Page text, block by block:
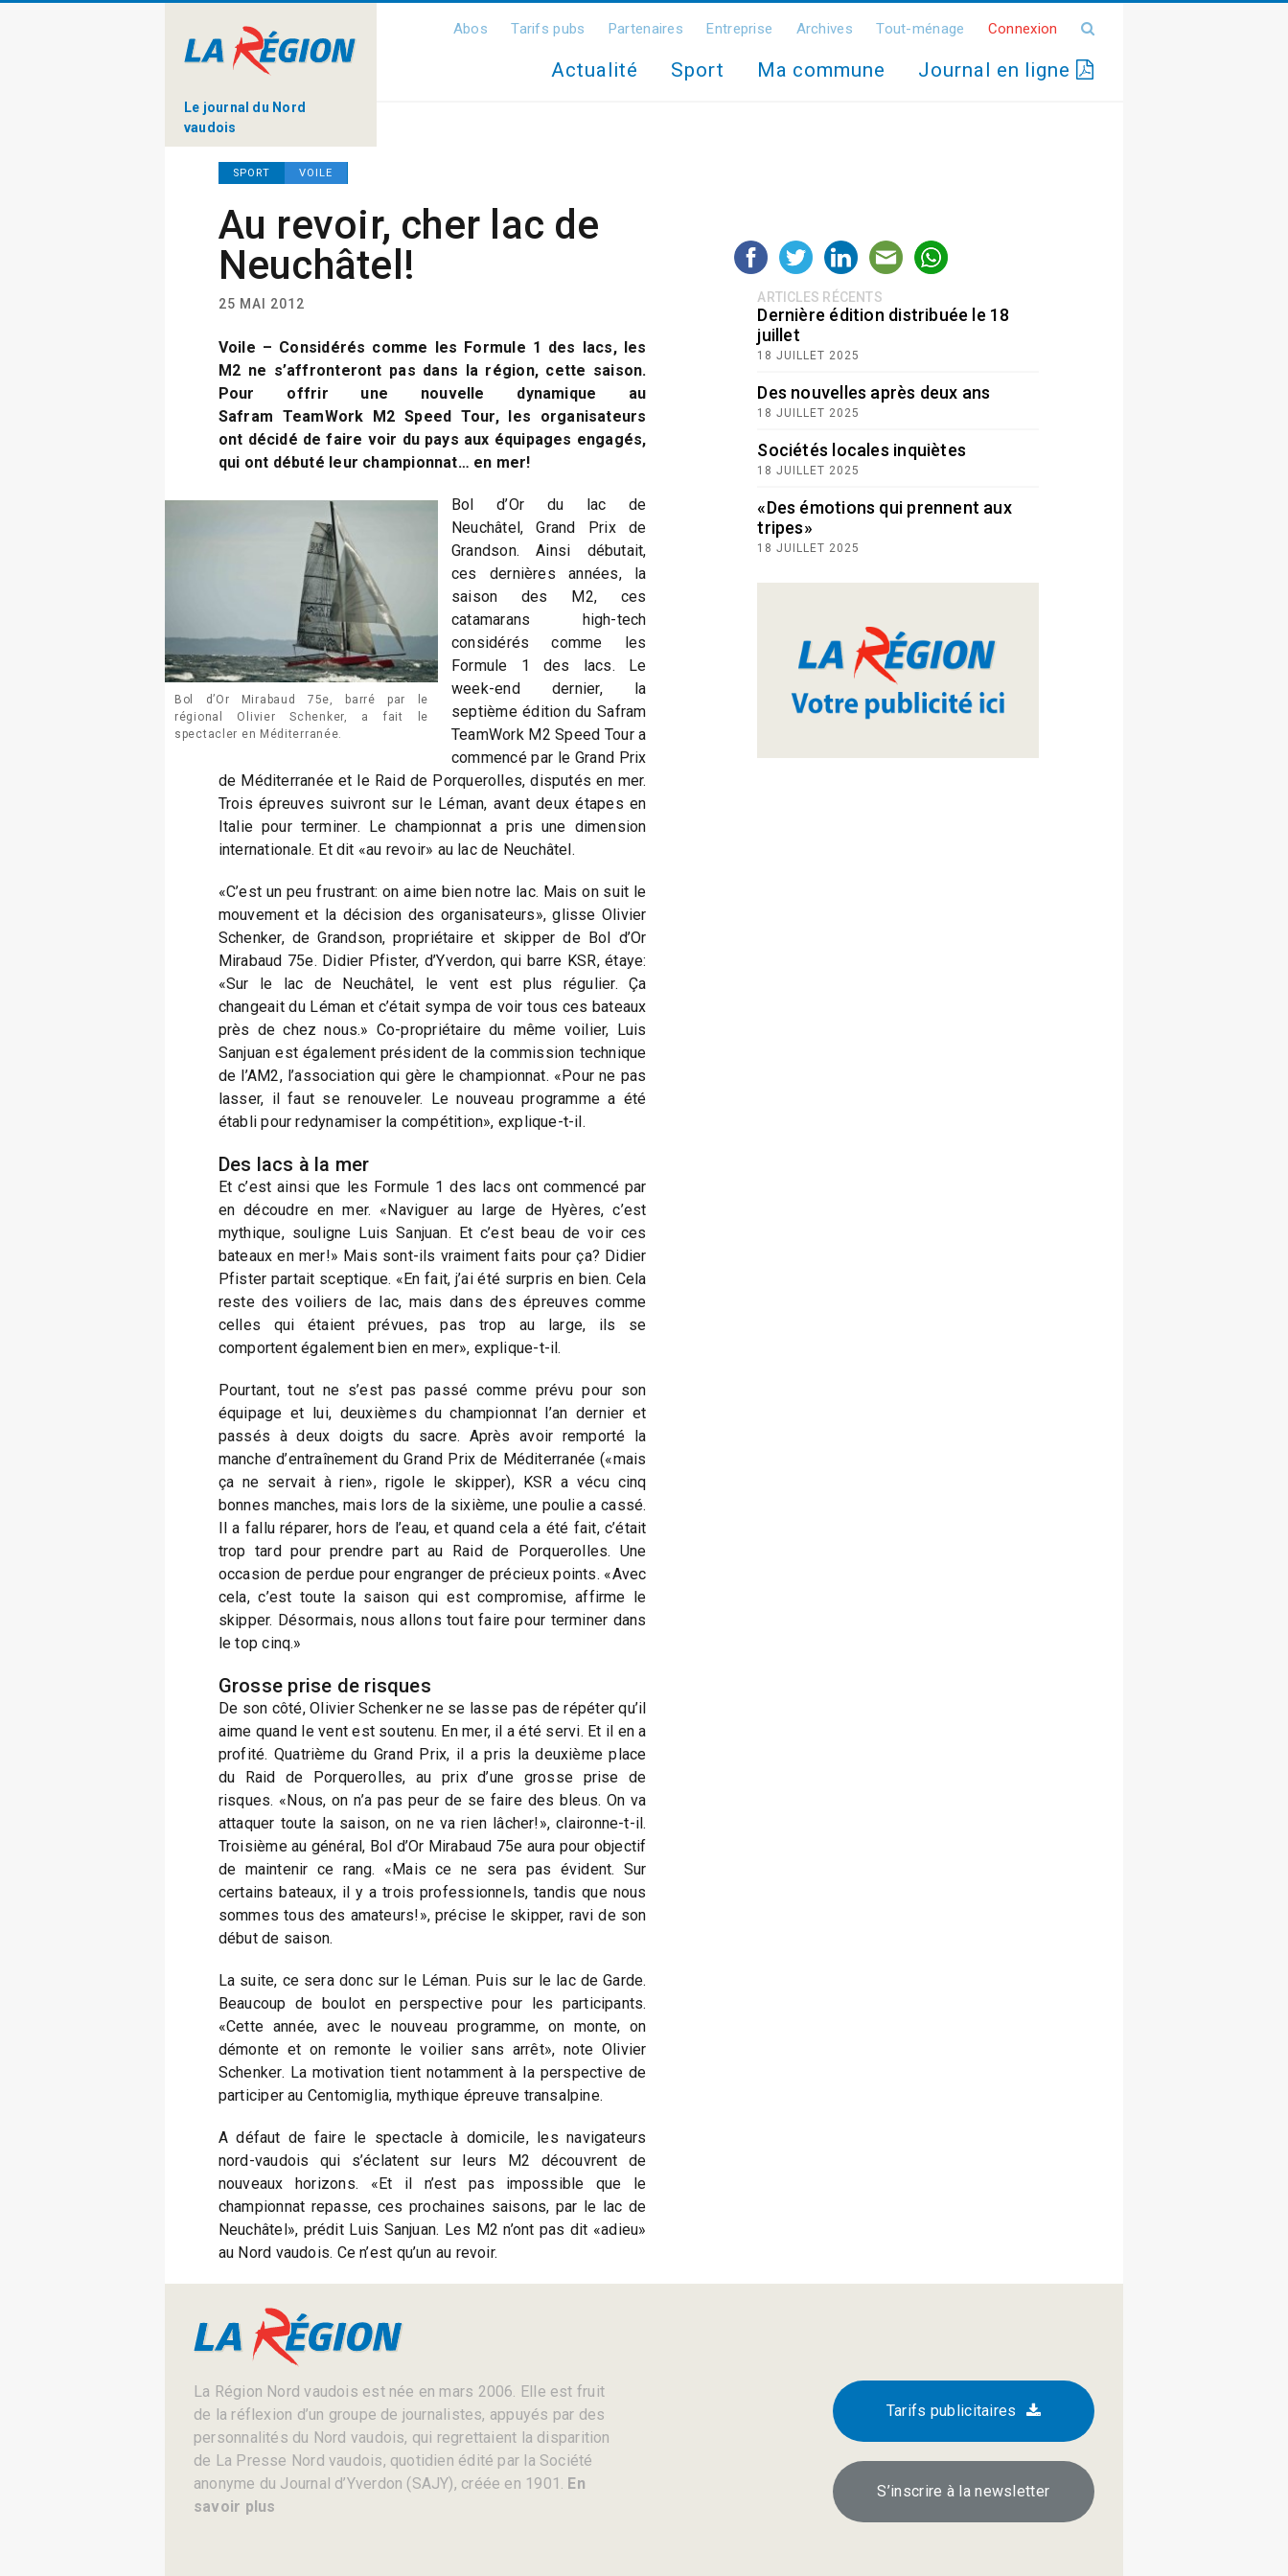
Le journal du Nord
vaudois
Abos Tarifs pubs Partenaires Entreprise Archives Tout-ménage Connexion
Actualité Sport Ma commune Journal en ligne
SPORT VOILE
Au revoir, cher lac de
Neuchâtel!
25 MAI 2012
Voile – Considérés comme les Formule 1 des lacs, les
M2 ne s’affronteront pas dans la région, cette saison.
Pour offrir une nouvelle dynamique au
Safram TeamWork M2 Speed Tour, les organisateurs
ont décidé de faire voir du pays aux équipages engagés,
qui ont débuté leur championnat… en mer!
Bol d’Or Mirabaud 75e, barré par le
régional Olivier Schenker, a fait le
spectacler en Méditerranée.
Bol d’Or du lac de
Neuchâtel, Grand Prix de
Grandson. Ainsi débutait,
ces dernières années, la
saison des M2, ces
catamarans high-tech
considérés comme les
Formule 1 des lacs. Le
week-end dernier, la
septième édition du Safram
TeamWork M2 Speed Tour a
commencé par le Grand Prix
de Méditerranée et le Raid de Porquerolles, disputés en mer.
Trois épreuves suivront sur le Léman, avant deux étapes en
Italie pour terminer. Le championnat a pris une dimension
internationale. Et dit «au revoir» au lac de Neuchâtel.
«C’est un peu frustrant: on aime bien notre lac. Mais on suit le
mouvement et la décision des organisateurs», glisse Olivier
Schenker, de Grandson, propriétaire et skipper de Bol d’Or
Mirabaud 75e. Didier Pfister, d’Yverdon, qui barre KSR, étaye:
«Sur le lac de Neuchâtel, le vent est plus régulier. Ça
changeait du Léman et c’était sympa de voir tous ces bateaux
près de chez nous.» Co-propriétaire du même voilier, Luis
Sanjuan est également président de la commission technique
de l’AM2, l’association qui gère le championnat. «Pour ne pas
lasser, il faut se renouveler. Le nouveau programme a été
établi pour redynamiser la compétition», explique-t-il.
Des lacs à la mer
Et c’est ainsi que les Formule 1 des lacs ont commencé par
en découdre en mer. «Naviguer au large de Hyères, c’est
mythique, souligne Luis Sanjuan. Et c’est beau de voir ces
bateaux en mer!» Mais sont-ils vraiment faits pour ça? Didier
Pfister partait sceptique. «En fait, j’ai été surpris en bien. Cela
reste des voiliers de lac, mais dans des épreuves comme
celles qui étaient prévues, pas trop au large, ils se
comportent également bien en mer», explique-t-il.
Pourtant, tout ne s’est pas passé comme prévu pour son
équipage et lui, deuxièmes du championnat l’an dernier et
passés à deux doigts du sacre. Après avoir remporté la
manche d’entraînement du Grand Prix de Méditerranée («mais
ça ne servait à rien», rigole le skipper), KSR a vécu cinq
bonnes manches, mais lors de la sixième, une poulie a cassé.
Il a fallu réparer, hors de l’eau, et quand cela a été fait, c’était
trop tard pour prendre part au Raid de Porquerolles. Une
occasion de perdue pour engranger de précieux points. «Avec
cela, c’est toute la saison qui est compromise, affirme le
skipper. Désormais, nous allons tout faire pour terminer dans
le top cinq.»
Grosse prise de risques
De son côté, Olivier Schenker ne se lasse pas de répéter qu’il
aime quand le vent est soutenu. En mer, il a été servi. Et il en a
profité. Quatrième du Grand Prix, il a pris la deuxième place
du Raid de Porquerolles, au prix d’une grosse prise de
risques. «Nous, on n’a pas peur de se faire des bleus. On va
attaquer toute la saison, on ne va rien lâcher!», claironne-t-il.
Troisième au général, Bol d’Or Mirabaud 75e aura pour objectif
de maintenir ce rang. «Mais ce ne sera pas évident. Sur
certains bateaux, il y a trois professionnels, tandis que nous
sommes tous des amateurs!», précise le skipper, ravi de son
début de saison.
La suite, ce sera donc sur le Léman. Puis sur le lac de Garde.
Beaucoup de boulot en perspective pour les participants.
«Cette année, avec le nouveau programme, on monte, on
démonte et on remonte le voilier sans arrêt», note Olivier
Schenker. La motivation tient notamment à la perspective de
participer au Centomiglia, mythique épreuve transalpine.
A défaut de faire le spectacle à domicile, les navigateurs
nord-vaudois qui s’éclatent sur leurs M2 découvrent de
nouveaux horizons. «Et il n’est pas impossible que le
championnat repasse, ces prochaines saisons, par le lac de
Neuchâtel», prédit Luis Sanjuan. Les M2 n’ont pas dit «adieu»
au Nord vaudois. Ce n’est qu’un au revoir.
ARTICLES RÉCENTS
Dernière édition distribuée le 18
juillet
18 JUILLET 2025
Des nouvelles après deux ans
18 JUILLET 2025
Sociétés locales inquiètes
18 JUILLET 2025
«Des émotions qui prennent aux
tripes»
18 JUILLET 2025
La Région Nord vaudois est née en mars 2006. Elle est fruit
de la réflexion d’un groupe de journalistes, appuyés par des
personnalités du Nord vaudois, qui regrettaient la disparition
de La Presse Nord vaudois, quotidien édité par la Société
anonyme du Journal d’Yverdon (SAJY), créée en 1901. En
savoir plus
Tarifs publicitaires
S’inscrire à la newsletter